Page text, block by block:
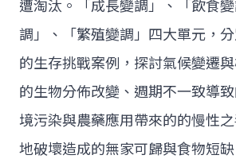
遭淘汰。「成長變調」、「飲食
調」、「繁殖變調」四大單元，
的生存挑戰案例，探討氣候變遷
的生物分佈改變、週期不一致導
境污染與農藥應用帶來的的慢性
地破壞造成的無家可歸與食物短